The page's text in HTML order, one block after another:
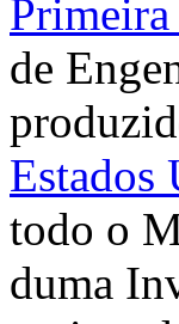
Primeira
de
Estados
todo o
duma